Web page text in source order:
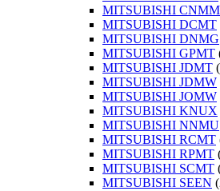
MITSUBISHI CNMM
MITSUBISHI DCMT
MITSUBISHI DNMG
MITSUBISHI GPMT
MITSUBISHI JDMT
MITSUBISHI JDMW
MITSUBISHI JOMW
MITSUBISHI KNUX
MITSUBISHI NNMU
MITSUBISHI RCMT
MITSUBISHI RPMT
MITSUBISHI SCMT
MITSUBISHI SEEN